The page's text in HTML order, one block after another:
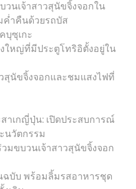
วนเจ้าสาวสุนัขจิ้งจอกใน
ค่ำคืนด้วยรถบัส
บุซุเกะ
งใหญ่ที่มีประตูโทริอิตั้งอยู่ใน
สุนัขจิ้งจอกและชมแสงไฟที่
าเกญี่ปุ่น: เปิดประสบการณ์
นวัตกรรม
มขบวนเจ้าสาวสุนัขจิ้งจอก
ฉบับ พร้อมลิ้มรสอาหารชุด